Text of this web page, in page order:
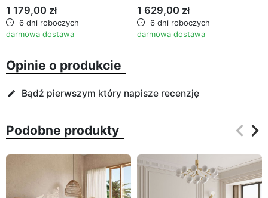
1 179,00 zł
6 dni roboczych
darmowa dostawa
1 629,00 zł
6 dni roboczych
darmowa dostawa
Opinie o produkcie
edit Bądź pierwszym który napisze recenzję
Podobne produkty keyboard_arrow_left
keyboard_arrow_right